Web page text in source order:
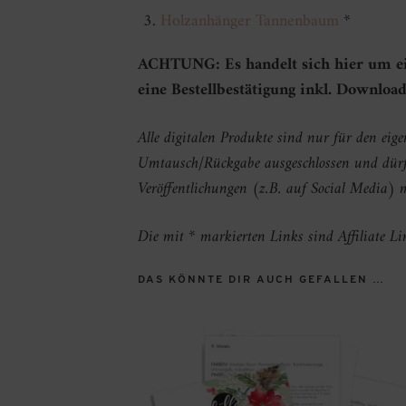
Holzanhänger Tannenbaum *
ACHTUNG: Es handelt sich hier um
eine Bestellbestätigung inkl.
Alle digitalen Produkte sind nur für den
Umtausch/Rückgabe ausgeschlossen und
Veröffentlichungen (z.B. auf Social Media)
Die mit * markierten Links sind Affiliate
DAS KÖNNTE DIR AUCH GEFALLEN …